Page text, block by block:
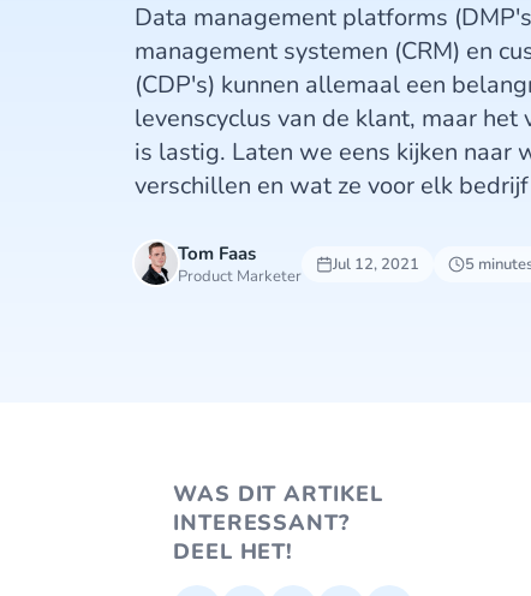
Data management platforms
management systemen (CRM) en
(CDP's) kunnen allemaal een
levenscyclus van de klant, maar het
is lastig. Laten we eens kijken naar
verschillen en wat ze voor elk
Tom Faas
Product Marketer
Jul 12, 2021 5
WAS DIT ARTIKEL
INTERESSANT?
DEEL HET!